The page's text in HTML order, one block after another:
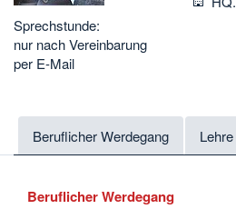
Sprechstunde:
nur nach Vereinbarung
per E-Mail
Beruflicher Werdegang
Beruflicher Werdegang